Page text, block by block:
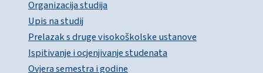
Organizacija studija
Upis na studij
Prelazak s druge visokoškolske ustanove
Ispitivanje i ocjenjivanje studenata
Ovjera semestra i godine